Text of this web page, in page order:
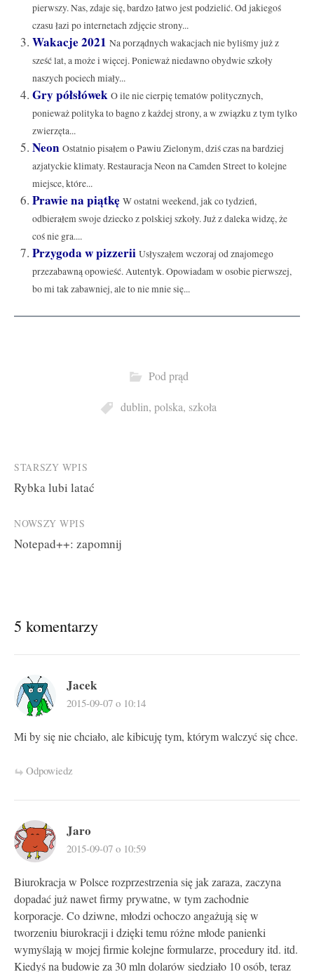
pierwszy. Nas, zdaje się, bardzo łatwo jest podzielić. Od jakiegoś
czasu łazi po internetach zdjęcie strony...
Wakacje 2021 Na porządnych wakacjach nie byliśmy już z
sześć lat, a może i więcej. Ponieważ niedawno obydwie szkoły
naszych pociech miały...
Gry półsłówek O ile nie cierpię tematów politycznych,
ponieważ polityka to bagno z każdej strony, a w związku z tym tylko
zwierzęta...
Neon Ostatnio pisałem o Pawiu Zielonym, dziś czas na bardziej
azjatyckie klimaty. Restauracja Neon na Camden Street to kolejne
miejsce, które...
Prawie na piątkę W ostatni weekend, jak co tydzień,
odbierałem swoje dziecko z polskiej szkoły. Już z daleka widzę, że
coś nie gra....
Przygoda w pizzerii Usłyszałem wczoraj od znajomego
przezabawną opowieść. Autentyk. Opowiadam w osobie pierwszej,
bo mi tak zabawniej, ale to nie mnie się...
Pod prąd
dublin, polska, szkoła
Post
navigation
STARSZY WPIS
Rybka lubi latać
NOWSZY WPIS
Notepad++: zapomnij
5 komentarzy
Jacek
2015-09-07 o 10:14
Mi by się nie chciało, ale kibicuję tym, którym walczyć się chce.
Odpowiedz
Jaro
2015-09-07 o 10:59
Biurokracja w Polsce rozprzestrzenia się jak zaraza, zaczyna
dopadać już nawet firmy prywatne, w tym zachodnie
korporacje. Co dziwne, młodzi ochoczo angażują się w
tworzeniu biurokracji i dzięki temu różne młode panienki
wymyślają w mojej firmie kolejne formularze, procedury itd. itd.
Kiedyś na budowie za 30 mln dolarów siedziało 10 osób, teraz